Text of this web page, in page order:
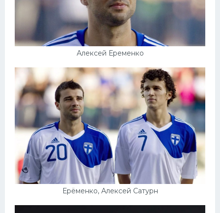
Алексей Еременко
Ерёменко, Алексей Сатурн